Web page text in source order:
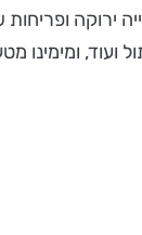
ירוקה
ועוד, ומימינו